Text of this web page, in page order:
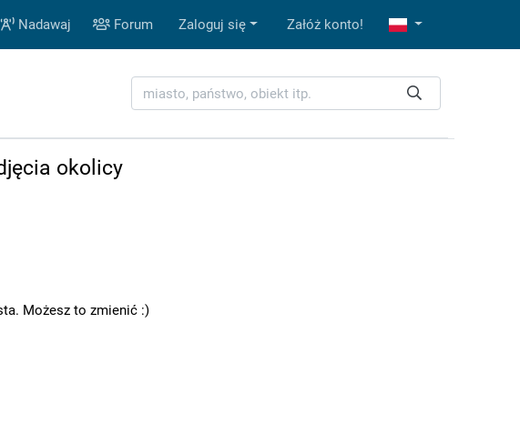
Nadawaj Forum Zaloguj się Załóż konto!
okolicy
Możesz to zmienić :)